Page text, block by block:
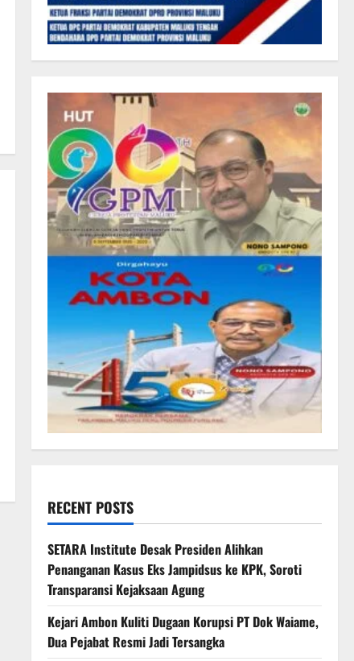
RECENT POSTS
SETARA Institute Desak Presiden Alihkan
Penanganan Kasus Eks Jampidsus ke KPK, Soroti
Transparansi Kejaksaan Agung
Kejari Ambon Kuliti Dugaan Korupsi PT Dok Waiame,
Dua Pejabat Resmi Jadi Tersangka